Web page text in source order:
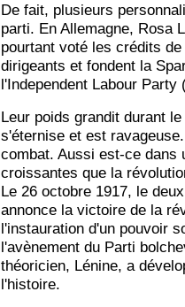
De fait, plusieurs
parti. En Allemagne, Rosa
pourtant voté les crédits
dirigeants et fondent la
l'Independent Labour
Leur poids grandit durant
s'éternise et est
combat. Aussi est-ce dans
croissantes que la
Le 26 octobre 1917, le
annonce la victoire de la
l'instauration d'un pouvoir
l'avènement du Parti
théoricien, Lénine, a
l'histoire.